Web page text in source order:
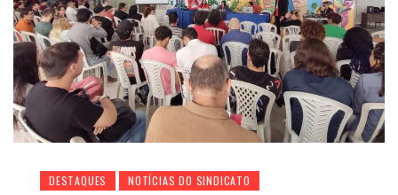
DESTAQUES NOTÍCIAS DO SINDICATO